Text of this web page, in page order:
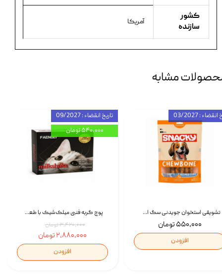
کشور
سازنده
آمریکا
مشابه
پوچ گربه فنبی میلک‌شیک با طعم مرغ Faenbei Cat Milk Shake Pouch بسته 12 عددی
۳,۴۲۰,۰۰۰ تومان
۲,۸۸۰,۰۰۰ تومان
افزودن
تاریخ انقضاء : 09/2027
۵۴۰,۰۰۰ تومان
تشویقی استخوان جویدنی سگ اسنکی کرانچی با طعم مرغ Snacky Crunchy Munchy وزن 100 گرم
۵۵۰,۰۰۰ تومان
افزودن
: 03/2027